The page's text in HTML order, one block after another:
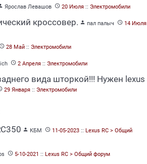
Ярослав Левашов  20 Июля :: Электромобили
кроссовер.  пал палыч  14 Июля
 28 Май :: Электромобили
 2 Апреля :: Электромобили
вида шторкой!!! Нужен lexus
29 Января :: Электромобили
 КБМ  11-05-2023 :: Lexus RC > Общий
 5-10-2021 :: Lexus RC > Общий форум